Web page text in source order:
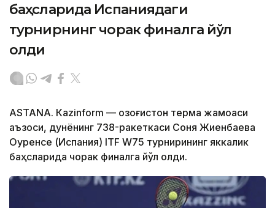
баҳсларида Испаниядаги
турнирнинг чорак финалга йўл
олди
ASTANА. Кazinform — Қозоғистон терма жамоаси
аъзоси, дунёнинг 738-ракеткаси Соня Жиенбаева
Оуренсе (Испания) ITF W75 турнирининг яккалик
баҳсларида чорак финалга йўл олди.